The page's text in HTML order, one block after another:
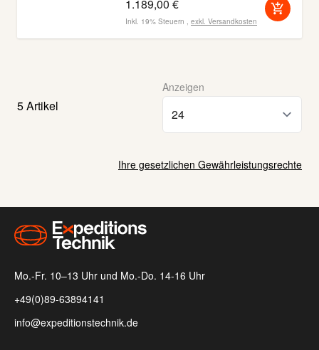
Funktionen: SAT, GPS, SMS
Komplett mit Aktivantenne und 25m Kabel
1.189,00 €
Inkl. 19% Steuern , exkl. Versandkosten
5Artikel
Anzeigen
Ihre gesetzlichen Gewährleistungsrechte
Mo.-Fr. 10–13 Uhr und Mo.-Do. 14-16 Uhr
+49(0)89-63894141
info@expeditionstechnik.de